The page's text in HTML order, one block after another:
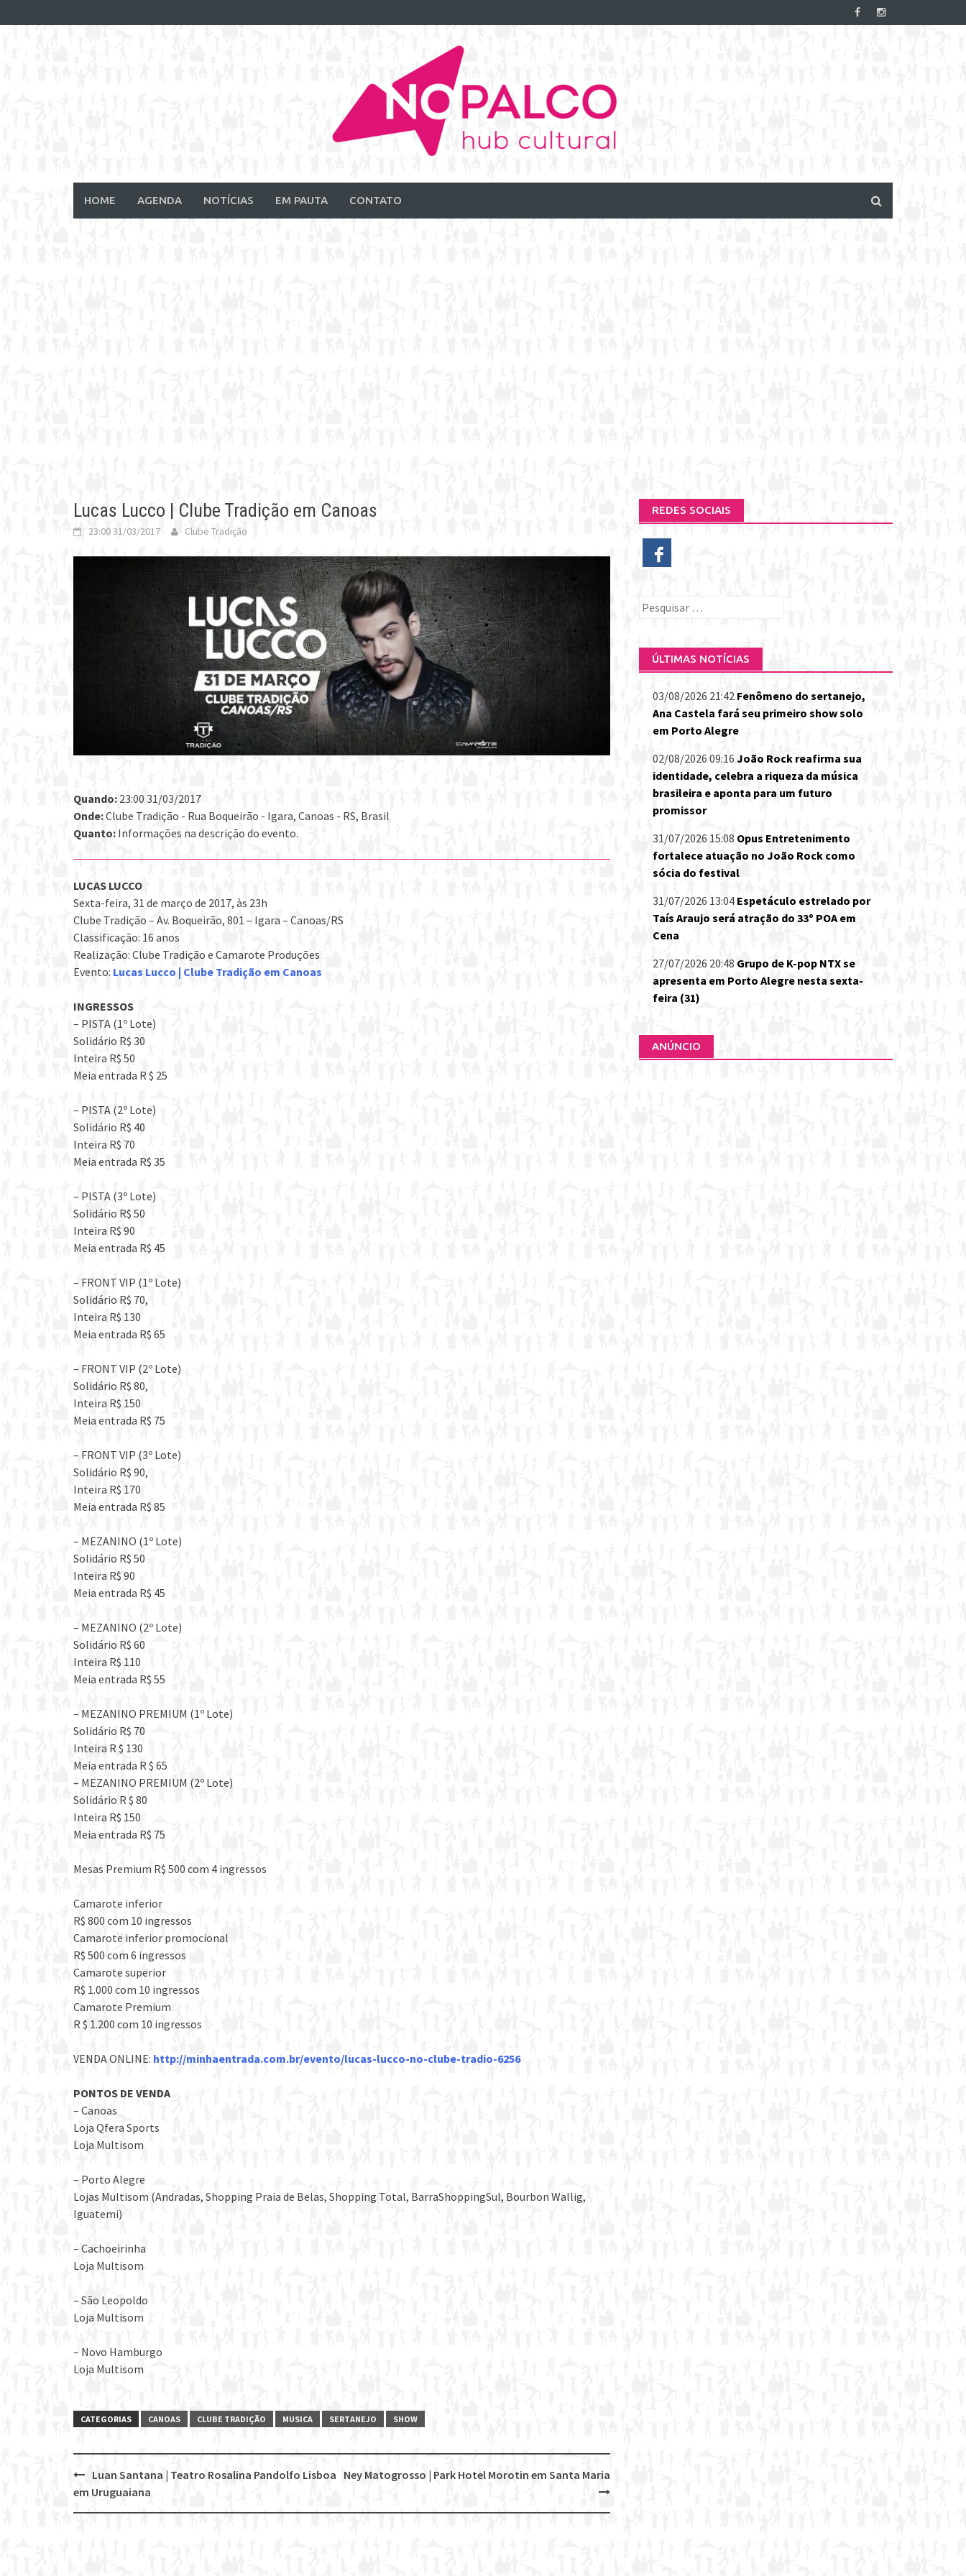
to
HOME AGENDA NOTÍCIAS EM PAUTA CONTATO
Lucas Lucco | Clube Tradição em Canoas
23:00 31/03/2017 Clube Tradição
Quando: 23:00 31/03/2017
Onde:Clube Tradição - Rua Boqueirão - Igara, Canoas - RS, Brasil
Quanto: Informações na descrição do evento.
LUCAS LUCCO
Sexta-feira, 31 de março de 2017, às 23h
Clube Tradição – Av. Boqueirão, 801 – Igara – Canoas/RS
Classificação: 16 anos
Realização: Clube Tradição e Camarote Produções
Evento: Lucas Lucco | Clube Tradição em Canoas
INGRESSOS
– PISTA (1º Lote)
Solidário R$ 30
Inteira R$ 50
Meia entrada R $ 25
– PISTA (2º Lote)
Solidário R$ 40
Inteira R$ 70
Meia entrada R$ 35
– PISTA (3º Lote)
Solidário R$ 50
Inteira R$ 90
Meia entrada R$ 45
– FRONT VIP (1º Lote)
Solidário R$ 70,
Inteira R$ 130
Meia entrada R$ 65
– FRONT VIP (2º Lote)
Solidário R$ 80,
Inteira R$ 150
Meia entrada R$ 75
– FRONT VIP (3º Lote)
Solidário R$ 90,
Inteira R$ 170
Meia entrada R$ 85
– MEZANINO (1º Lote)
Solidário R$ 50
Inteira R$ 90
Meia entrada R$ 45
– MEZANINO (2º Lote)
Solidário R$ 60
Inteira R$ 110
Meia entrada R$ 55
– MEZANINO PREMIUM (1º Lote)
Solidário R$ 70
Inteira R $ 130
Meia entrada R $ 65
– MEZANINO PREMIUM (2º Lote)
Solidário R $ 80
Inteira R$ 150
Meia entrada R$ 75
Mesas Premium R$ 500 com 4 ingressos
Camarote inferior
R$ 800 com 10 ingressos
Camarote inferior promocional
R$ 500 com 6 ingressos
Camarote superior
R$ 1.000 com 10 ingressos
Camarote Premium
R $ 1.200 com 10 ingressos
VENDA ONLINE: http://minhaentrada.com.br/evento/lucas-lucco-no-clube-tradio-6256
PONTOS DE VENDA
– Canoas
Loja Qfera Sports
Loja Multisom
– Porto Alegre
Lojas Multisom (Andradas, Shopping Praia de Belas, Shopping Total, BarraShoppingSul, Bourbon Wallig,
Iguatemi)
– Cachoeirinha
Loja Multisom
– São Leopoldo
Loja Multisom
– Novo Hamburgo
Loja Multisom
CATEGORIAS CANOAS CLUBE TRADIÇÃO MUSICA SERTANEJO SHOW
Post
navigation
Ney Matogrosso | Park Hotel Morotin em Santa Maria
Luan Santana | Teatro Rosalina Pandolfo Lisboa
em Uruguaiana
REDES SOCIAIS
Pesquisar
ÚLTIMAS NOTÍCIAS
03/08/2026 21:42 Fenômeno do sertanejo,
Ana Castela fará seu primeiro show solo
em Porto Alegre
02/08/2026 09:16 João Rock reafirma sua
identidade, celebra a riqueza da música
brasileira e aponta para um futuro
promissor
31/07/2026 15:08 Opus Entretenimento
fortalece atuação no João Rock como
sócia do festival
31/07/2026 13:04 Espetáculo estrelado por
Taís Araujo será atração do 33º POA em
Cena
27/07/2026 20:48 Grupo de K-pop NTX se
apresenta em Porto Alegre nesta sexta-
feira (31)
ANÚNCIO